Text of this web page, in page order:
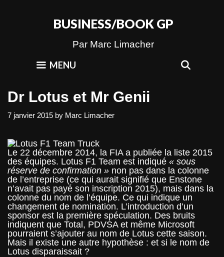
BUSINESS/BOOK GP
Par Marc Limacher
MENU
Dr Lotus et Mr Genii
7 janvier 2015 by Marc Limacher
Le 22 décembre 2014, la FIA a publiée la liste 2015
des équipes. Lotus F1 Team est indiqué « sous
réserve de confirmation » non pas dans la colonne
de l’entreprise (ce qui aurait signifié que Enstone
n’avait pas payé son inscription 2015), mais dans la
colonne du nom de l’équipe. Ce qui indique un
changement de nomination. L’introduction d’un
sponsor est la première spéculation. Des bruits
indiquent que Total, PDVSA et même Microsoft
pourraient s’ajouter au nom de Lotus cette saison.
Mais il existe une autre hypothèse : et si le nom de
Lotus disparaissait ?